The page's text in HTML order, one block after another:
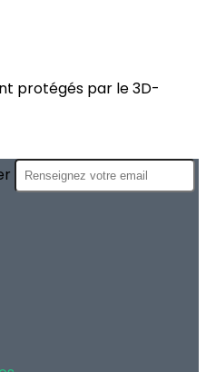
protégés par le 3D-